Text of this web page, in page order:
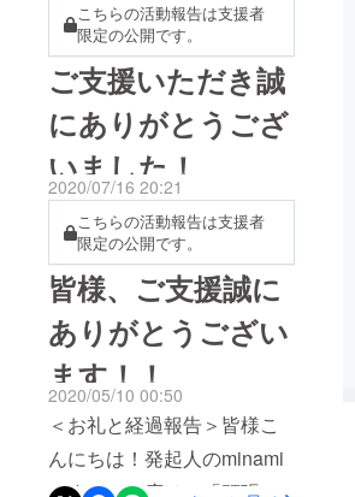
こちらの活動報告は支援者
限定の公開です。
ご支援いただき誠
にありがとうござ
いました！
2020/07/16 20:21
こちらの活動報告は支援者
限定の公開です。
皆様、ご支援誠に
ありがとうござい
ます！！
2020/05/10 00:50
＜お礼と経過報告＞皆様こ
んにちは！発起人のminami